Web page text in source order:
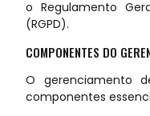
o Regulamento
(RGPD).
COMPONENTES DO
O gerenciamento
componentes